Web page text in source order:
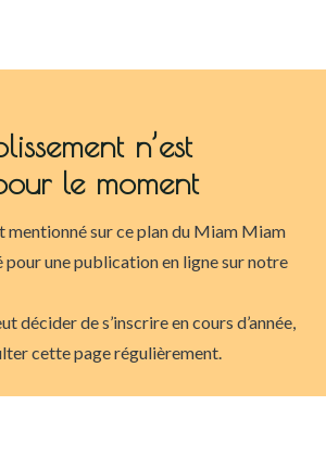
n’est
le moment
mentionné sur ce plan du Miam Miam
pour une publication en ligne sur notre
décider de s’inscrire en cours d’année,
cette page régulièrement.